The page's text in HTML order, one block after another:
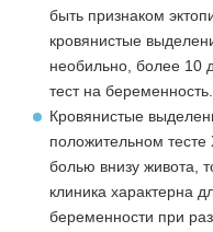
быть признаком
кровянистые
необильно, более 10
тест на беременность.
Кровянистые
положительном
болью внизу живота,
клиника характерна
беременности при